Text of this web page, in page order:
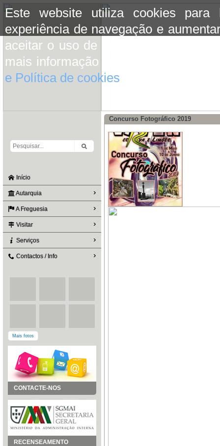
Este website utiliza cookies para
experiência de navegação e
aceitar o uso de cookies basta
mais informação consulte a
e Política de cookies
Início
Autarquia
A Freguesia
Visitar
Serviços
Contactos / Info
Mais fotos
CONTACTE-NOS
RECENSEAMENTO
Concurso Fotográfico 2019